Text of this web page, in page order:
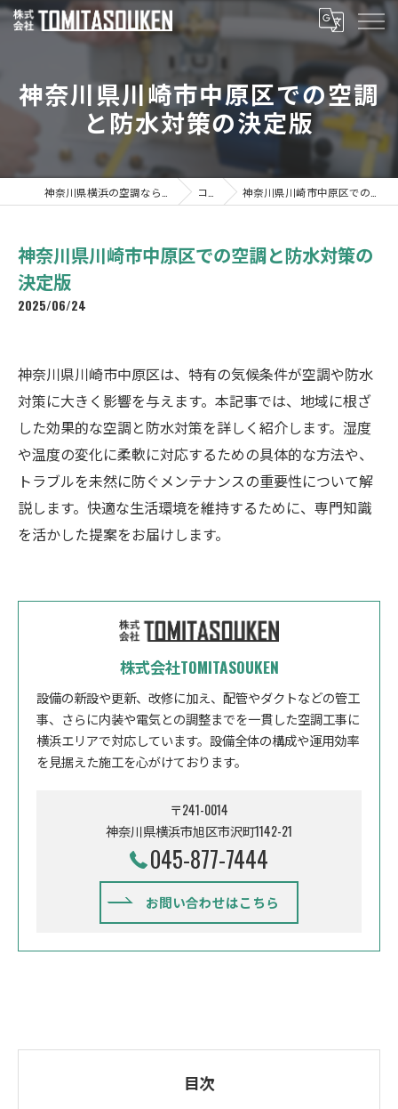
神奈川県川崎市中原区での空調
と防水対策の決定版
コラム 神奈川県川崎市中原区での空調と防水対策の決定版
神奈川県川崎市中原区での空調と防水対策の
決定版
2025/06/24
神奈川県川崎市中原区は、特有の気候条件が空調や防水
対策に大きく影響を与えます。本記事では、地域に根ざ
した効果的な空調と防水対策を詳しく紹介します。湿度
や温度の変化に柔軟に対応するための具体的な方法や、
トラブルを未然に防ぐメンテナンスの重要性について解
説します。快適な生活環境を維持するために、専門知識
を活かした提案をお届けします。
株式会社TOMITASOUKEN
設備の新設や更新、改修に加え、配管やダクトなどの管工
事、さらに内装や電気との調整までを一貫した空調工事に
横浜エリアで対応しています。設備全体の構成や運用効率
を見据えた施工を心がけております。
〒241-0014
神奈川県横浜市旭区市沢町1142-21
045-877-7444
お問い合わせはこちら
目次